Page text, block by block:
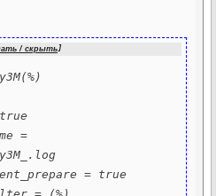
/ скрыть]